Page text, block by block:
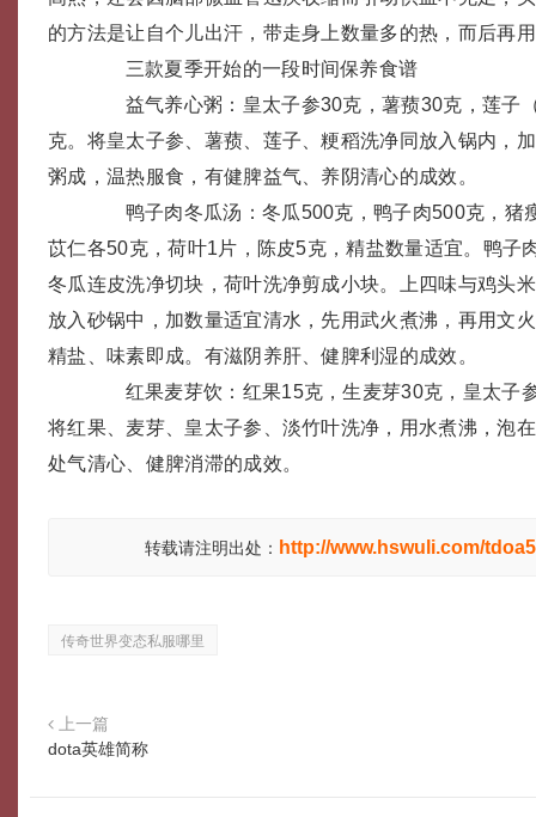
的方法是让自个儿出汗，带走身上数量多的热，而后再
三款夏季开始的一段时间保养食谱
益气养心粥：皇太子参30克，薯蓣30克，莲子
克。将皇太子参、薯蓣、莲子、粳稻洗净同放入锅内，
粥成，温热服食，有健脾益气、养阴清心的成效。
鸭子肉冬瓜汤：冬瓜500克，鸭子肉500克，猪
苡仁各50克，荷叶1片，陈皮5克，精盐数量适宜。鸭子
冬瓜连皮洗净切块，荷叶洗净剪成小块。上四味与鸡头
放入砂锅中，加数量适宜清水，先用武火煮沸，再用文
精盐、味素即成。有滋阴养肝、健脾利湿的成效。
红果麦芽饮：红果15克，生麦芽30克，皇太子
将红果、麦芽、皇太子参、淡竹叶洗净，用水煮沸，泡
处气清心、健脾消滞的成效。
转载请注明出处： http://www.hswuli.com/
传奇世界变态私服哪里
上一篇
dota英雄简称